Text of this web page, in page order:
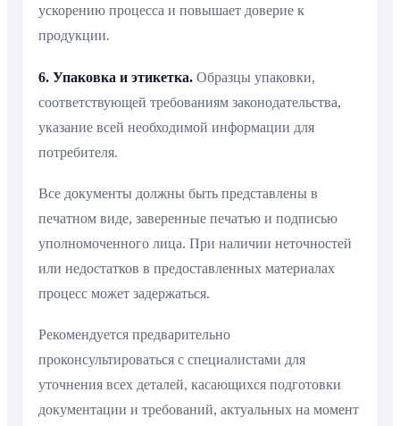
ускорению процесса и повышает доверие к
продукции.
6. Упаковка и этикетка. Образцы упаковки,
соответствующей требованиям законодательства,
указание всей необходимой информации для
потребителя.
Все документы должны быть представлены в
печатном виде, заверенные печатью и подписью
уполномоченного лица. При наличии неточностей
или недостатков в предоставленных материалах
процесс может задержаться.
Рекомендуется предварительно
проконсультироваться с специалистами для
уточнения всех деталей, касающихся подготовки
документации и требований, актуальных на момент